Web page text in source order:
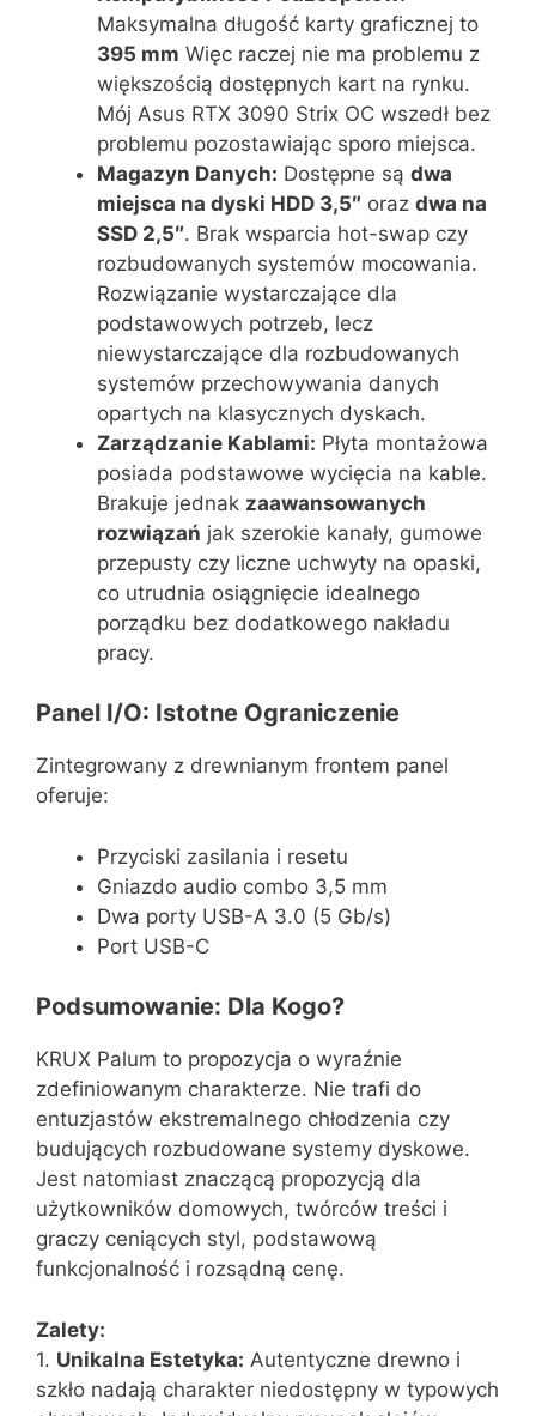
Maksymalna długość karty graficznej to
395 mm Więc raczej nie ma problemu z
większością dostępnych kart na rynku.
Mój Asus RTX 3090 Strix OC wszedł bez
problemu pozostawiając sporo miejsca.
Magazyn Danych: Dostępne są dwa
miejsca na dyski HDD 3,5″ oraz dwa na
SSD 2,5″. Brak wsparcia hot-swap czy
rozbudowanych systemów mocowania.
Rozwiązanie wystarczające dla
podstawowych potrzeb, lecz
niewystarczające dla rozbudowanych
systemów przechowywania danych
opartych na klasycznych dyskach.
Zarządzanie Kablami: Płyta montażowa
posiada podstawowe wycięcia na kable.
Brakuje jednak zaawansowanych
rozwiązań jak szerokie kanały, gumowe
przepusty czy liczne uchwyty na opaski,
co utrudnia osiągnięcie idealnego
porządku bez dodatkowego nakładu
pracy.
Panel I/O: Istotne Ograniczenie
Zintegrowany z drewnianym frontem panel
oferuje:
Przyciski zasilania i resetu
Gniazdo audio combo 3,5 mm
Dwa porty USB-A 3.0 (5 Gb/s)
Port USB-C
Podsumowanie: Dla Kogo?
KRUX Palum to propozycja o wyraźnie
zdefiniowanym charakterze. Nie trafi do
entuzjastów ekstremalnego chłodzenia czy
budujących rozbudowane systemy dyskowe.
Jest natomiast znaczącą propozycją dla
użytkowników domowych, twórców treści i
graczy ceniących styl, podstawową
funkcjonalność i rozsądną cenę.
Zalety:
1. Unikalna Estetyka: Autentyczne drewno i
szkło nadają charakter niedostępny w typowych